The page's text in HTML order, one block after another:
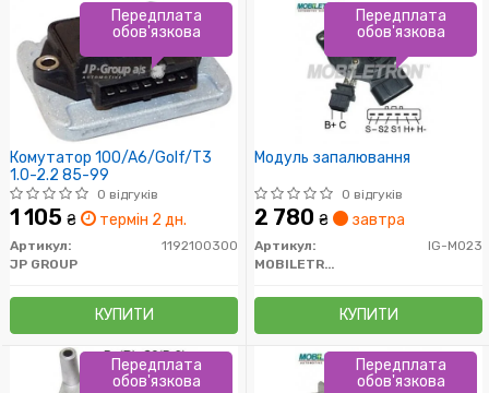
Комутатор 100/A6/Golf/T3
1.0-2.2 85-99
0 відгуків
1 105 ₴ термін 2 дн.
Артикул:
1192100300
JP GROUP
КУПИТИ
Передплата
обов'язкова
Модуль запалювання
0 відгуків
2 780 ₴ завтра
Артикул:
IG-M023
MOBILETRON
КУПИТИ
Передплата
обов'язкова
Передплата
обов'язкова
Передплата
обов'язкова